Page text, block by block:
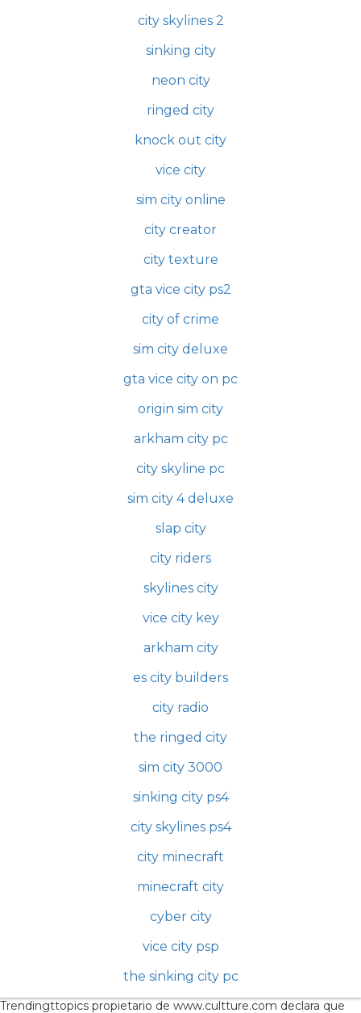
city skylines 2
sinking city
neon city
ringed city
knock out city
vice city
sim city online
city creator
city texture
gta vice city ps2
city of crime
sim city deluxe
gta vice city on pc
origin sim city
arkham city pc
city skyline pc
sim city 4 deluxe
slap city
city riders
skylines city
vice city key
arkham city
es city builders
city radio
the ringed city
sim city 3000
sinking city ps4
city skylines ps4
city minecraft
minecraft city
cyber city
vice city psp
the sinking city pc
Trendingttopics propietario de www.cultture.com declara que